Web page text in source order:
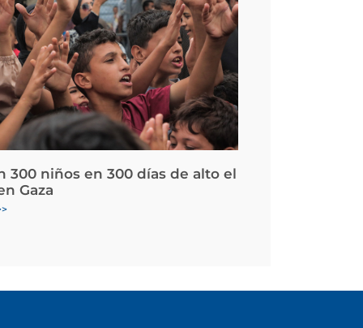
300 niños en 300 días de alto el
Gaza